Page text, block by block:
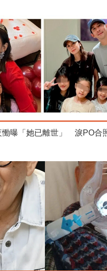
慟曝「她已離世」 淚PO合